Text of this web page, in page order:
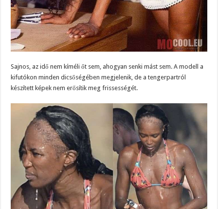
Sajnos, az idő nem kíméli őt sem, ahogyan senki mást sem. A modell a
kifutókon minden dicsőségében megjelenik, de a tengerpartról
készített képek nem erősítik meg frissességét.